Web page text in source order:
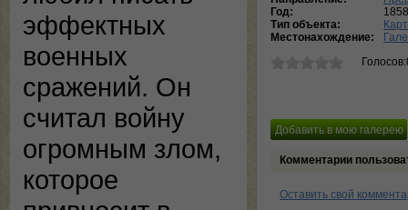
эффектных
военных
сражений. Он
считал войну
огромным злом,
которое
Год:
1858
Тип объекта:
Местонахождение:
Комментарии
Оставить свой